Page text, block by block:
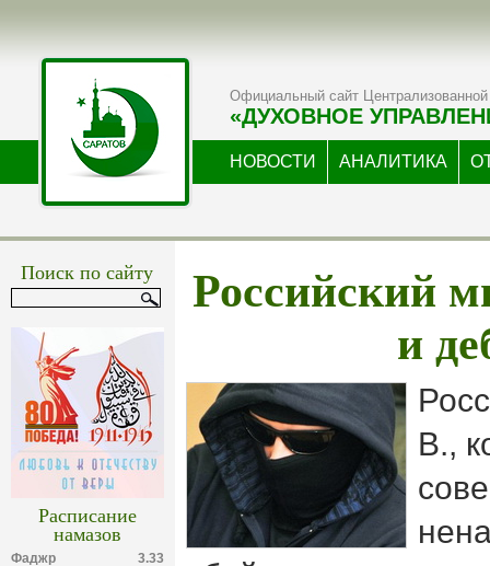
Официальный сайт Централизованной
«ДУХОВНОЕ
НОВОСТИ АНАЛИТИКА
Поиск по сайту
Расписание
намазов
Фаджр
3.33
Российский
и
В.,